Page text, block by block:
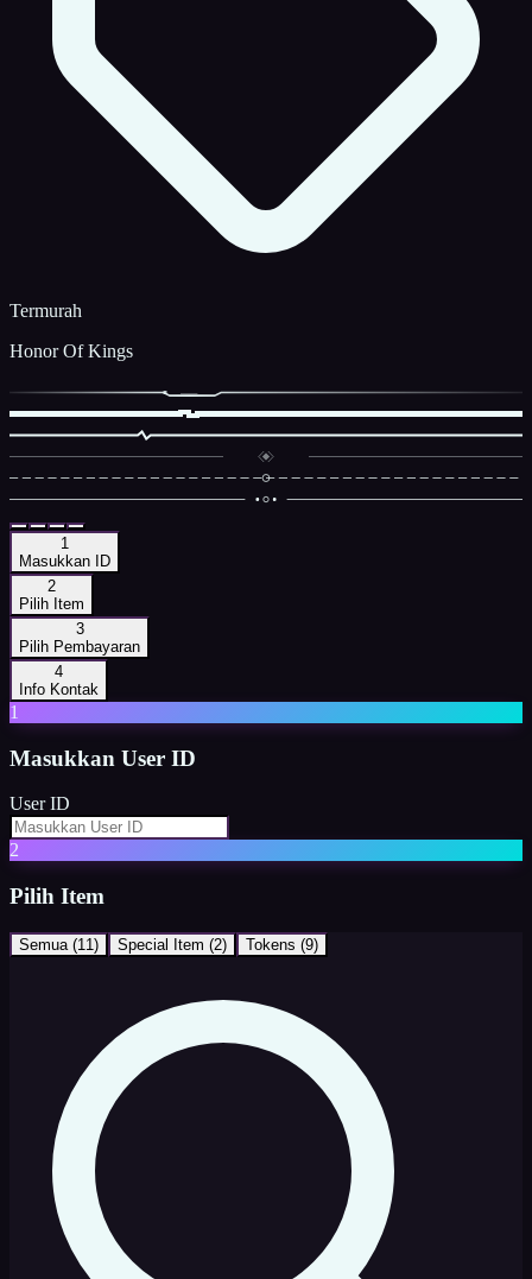
Termurah
Honor Of Kings
1
Masukkan ID
2
Pilih Item
3
Pilih Pembayaran
4
Info Kontak
1
Masukkan User ID
User ID
2
Pilih Item
Semua (11 ) Special Item (2) Tokens (9)